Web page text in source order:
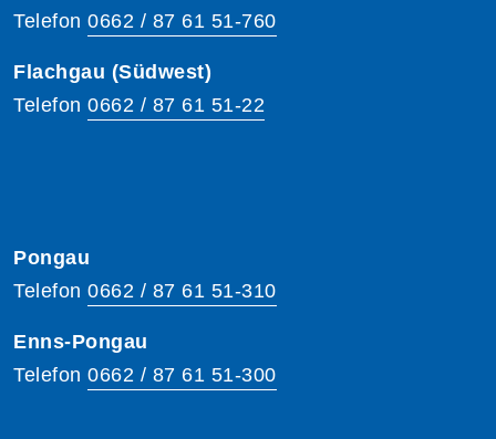
Telefon 0662 / 87 61 51-760
Flachgau (Südwest)
Telefon 0662 / 87 61 51-22
Pongau
Telefon 0662 / 87 61 51-310
Enns-Pongau
Telefon 0662 / 87 61 51-300